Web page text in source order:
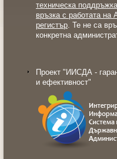
техническа
връзка с работата на
регистър. Те не са
конкретна
Проект "ИИСДА -
и ефективност"